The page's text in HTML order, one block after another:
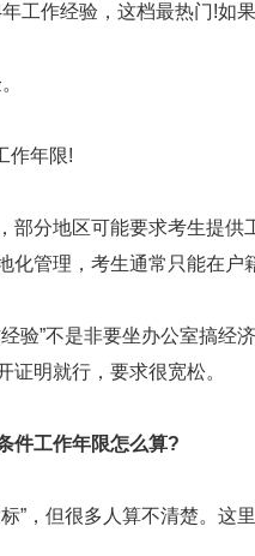
作经验，这档最热门!如
年限!
分地区可能要求考生提供
化管理，考生通常只能在户
”不是非要坐办公室搞经
证明就行，要求很宽松。
件工作年限怎么算?
，但很多人算不清楚。这